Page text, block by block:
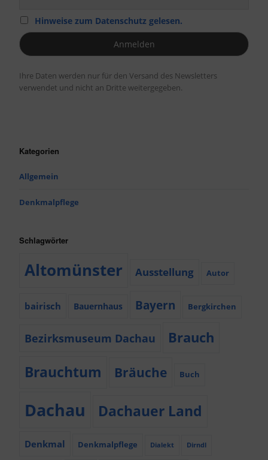
Hinweise zum Datenschutz gelesen.
Ihre Daten werden nur für den Versand des Newsletters
verwendet und nicht an Dritte weitergegeben.
Kategorien
Allgemein
Denkmalpflege
Schlagwörter
Altomünster Ausstellung Autor
bairisch Bauernhaus Bayern Bergkirchen
Bezirksmuseum Dachau Brauch
Brauchtum Bräuche Buch
Dachau Dachauer Land
Denkmal Denkmalpflege Dialekt Dirndl